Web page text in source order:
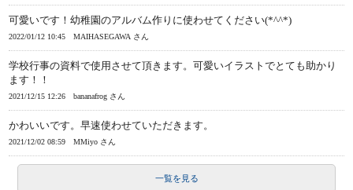
可愛いです！幼稚園のアルバム作りに使わせてください(*^^*)
2022/01/12 10:45 MAIHASEGAWA さん
学校行事の資料で使用させて頂きます。可愛いイラストでとても助かり
ます！！
2021/12/15 12:26 bananafrog さん
かわいいです。早速使わせていただきます。
2021/12/02 08:59 MMiyo さん
一覧を見る